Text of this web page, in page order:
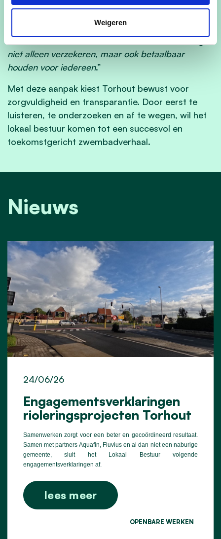
Weigeren
ook de hand reiken naar de omliggende
gemeenten. Als we de durf hebben om samen te
werken, kunnen we het zwemaanbod in onze regio
niet alleen verzekeren, maar ook betaalbaar
houden voor iedereen.”
Met deze aanpak kiest Torhout bewust voor
zorgvuldigheid en transparantie. Door eerst te
luisteren, te onderzoeken en af te wegen, wil het
lokaal bestuur komen tot een succesvol en
toekomstgericht zwembadverhaal.
Nieuws
Engagementsverklaringen
rioleringsprojecten Torhout
24/06/26
Samenwerken zorgt voor een beter en gecoördineerd resultaat.
Samen met partners Aquafin, Fluvius en al dan niet een naburige
gemeente, sluit het Lokaal Bestuur volgende
engagementsverklaringen af.
lees meer
OPENBARE WERKEN